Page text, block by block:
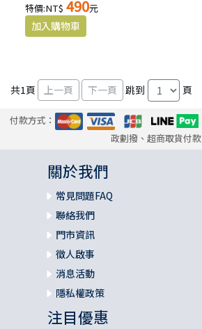
特價:NT$ 490元
共1頁 跳到 頁
付款方式：
政劃撥、超商取貨付款
關於我們
常見問題FAQ
聯絡我們
門市資訊
徵人啟事
消息活動
隱私權政策
注目優惠